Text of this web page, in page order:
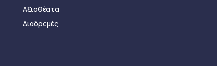
Αξιοθέατα
Διαδρομές